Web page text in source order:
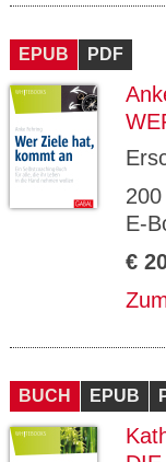
EPUB PDF
E-
€
BUCH EPUB